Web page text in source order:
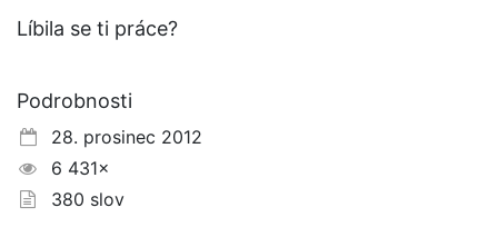
Líbila se ti práce?
Podrobnosti
28. prosinec 2012
6 431×
380 slov